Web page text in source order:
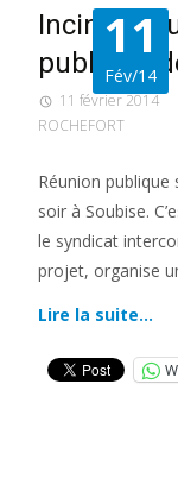
11
Fév/14
publique
11 février 2014
ROCHEFORT
Réunion publique
soir à Soubise.
le syndicat
projet, organise
Lire la suite…